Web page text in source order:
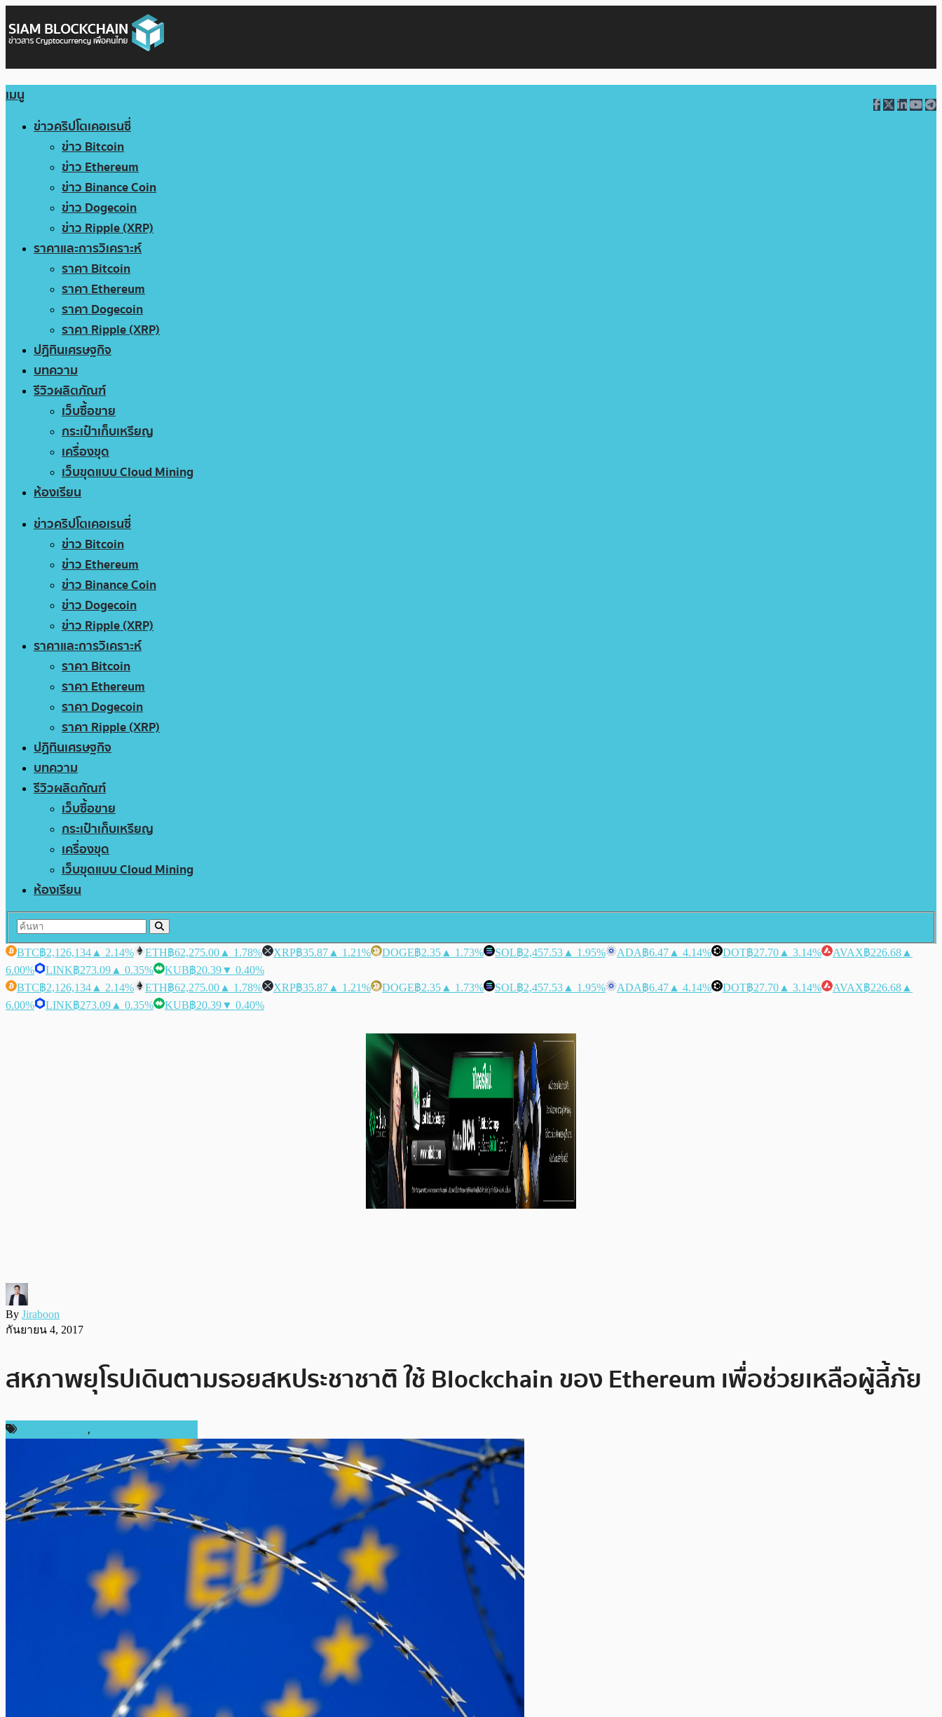
เมนู
ข่าวคริปโตเคอเรนซี่
ข่าว Bitcoin
ข่าว Ethereum
ข่าว Binance Coin
ข่าว Dogecoin
ข่าว Ripple (XRP)
ราคาและการวิเคราะห์
ราคา Bitcoin
ราคา Ethereum
ราคา Dogecoin
ราคา Ripple (XRP)
ปฏิทินเศรษฐกิจ
บทความ
รีวิวผลิตภัณฑ์
เว็บซื้อขาย
กระเป๋าเก็บเหรียญ
เครื่องขุด
เว็บขุดแบบ Cloud Mining
ห้องเรียน
ข่าวคริปโตเคอเรนซี่
ข่าว Bitcoin
ข่าว Ethereum
ข่าว Binance Coin
ข่าว Dogecoin
ข่าว Ripple (XRP)
ราคาและการวิเคราะห์
ราคา Bitcoin
ราคา Ethereum
ราคา Dogecoin
ราคา Ripple (XRP)
ปฏิทินเศรษฐกิจ
บทความ
รีวิวผลิตภัณฑ์
เว็บซื้อขาย
กระเป๋าเก็บเหรียญ
เครื่องขุด
เว็บขุดแบบ Cloud Mining
ห้องเรียน
BTC฿2,126,134 ▲ 2.14% ETH฿62,275.00 ▲ 1.78% XRP฿35.87 ▲ 1.21% DOGE฿2.35 ▲ 1.73% SOL฿2,457.53 ▲ 1.95% ADA฿6.47 ▲ 4.14% DOT฿27.70 ▲ 3.14% AVAX฿226.68 ▲
6.00%
LINK฿273.09 ▲ 0.35% KUB฿20.39▼ 0.40%
BTC฿2,126,134 ▲ 2.14% ETH฿62,275.00 ▲ 1.78% XRP฿35.87 ▲ 1.21% DOGE฿2.35 ▲ 1.73% SOL฿2,457.53 ▲ 1.95% ADA฿6.47 ▲ 4.14% DOT฿27.70 ▲ 3.14% AVAX฿226.68 ▲
6.00%
LINK฿273.09 ▲ 0.35% KUB฿20.39▼ 0.40%
By Jiraboon
กันยายน 4, 2017
สหภาพยุโรปเดินตามรอยสหประชาชาติ ใช้ Blockchain ของ Ethereum เพื่อช่วยเหลือผู้ลี้ภัย
,